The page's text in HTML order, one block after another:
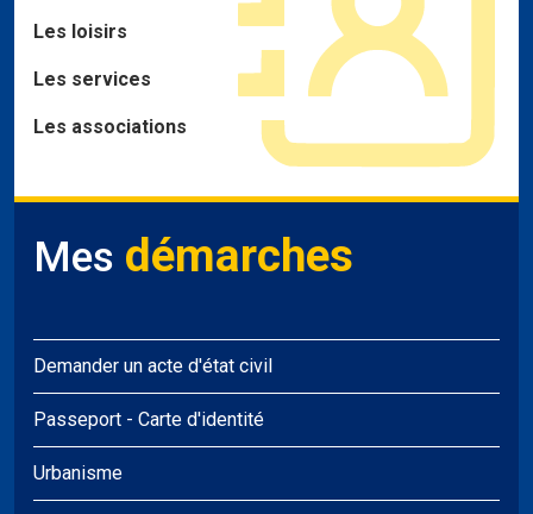
Les loisirs
Les services
Les associations
Mes démarches
Demander un acte d'état civil
Passeport - Carte d'identité
Urbanisme